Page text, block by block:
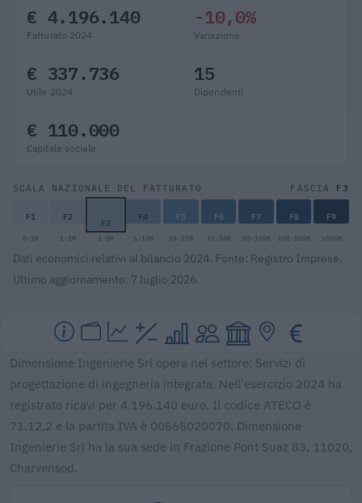
€ 4.196.140
Fatturato 2024
-10,0%
Variazione
€ 337.736
Utile 2024
15
Dipendenti
€ 110.000
Capitale sociale
SCALA NAZIONALE DEL FATTURATO FASCIA F3
F1 F2 F3 F4 F5 F6 F7 F8 F9
0-1M 1-2M 2-5M 5-10M 10-25M 25-50M 50-100M 100-500M >500M
Dati economici relativi al bilancio 2024. Fonte: Registro Imprese.
Ultimo aggiornamento: 7 luglio 2026.
Dimensione Ingenierie Srl opera nel settore: Servizi di
progettazione di ingegneria integrata. Nell'esercizio 2024 ha
registrato ricavi per 4.196.140 euro. Il codice ATECO è
71.12.2 e la partita IVA è 00565020070. Dimensione
Ingenierie Srl ha la sua sede in Frazione Pont Suaz 83, 11020,
Charvensod.